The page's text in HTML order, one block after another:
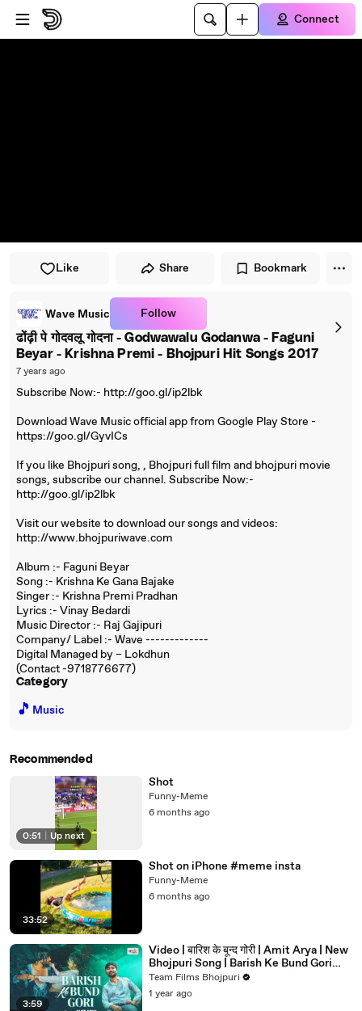
Skip to player
Skip to main content
Connect
Like Share Bookmark
Wave Music Follow
ढोंढ़ी पे गोदवलू गोदना - Godwawalu Godanwa - Faguni
Beyar - Krishna Premi - Bhojpuri Hit Songs 2017
7 years ago
Subscribe Now:- http://goo.gl/ip2lbk
Download Wave Music official app from Google Play Store -
https://goo.gl/GyvICs
If you like Bhojpuri song, , Bhojpuri full film and bhojpuri movie
songs, subscribe our channel. Subscribe Now:-
http://goo.gl/ip2lbk
Visit our website to download our songs and videos:
http://www.bhojpuriwave.com
Album :- Faguni Beyar
Song :- Krishna Ke Gana Bajake
Singer :- Krishna Premi Pradhan
Lyrics :- Vinay Bedardi
Music Director :- Raj Gajipuri
Company/ Label :- Wave -------------
Digital Managed by – Lokdhun
(Contact -9718776677)
Category
🎵 Music
Recommended
0:51 Up next
Shot
Funny-Meme
6 months ago
33:52
Shot on iPhone #meme insta
Funny-Meme
6 months ago
3:59
Video | बारिश के बून्द गोरी | Amit Arya | New
Bhojpuri Song | Barish Ke Bund Gori
#Teamfilmsbhojpuri
Team Films Bhojpuri
1 year ago